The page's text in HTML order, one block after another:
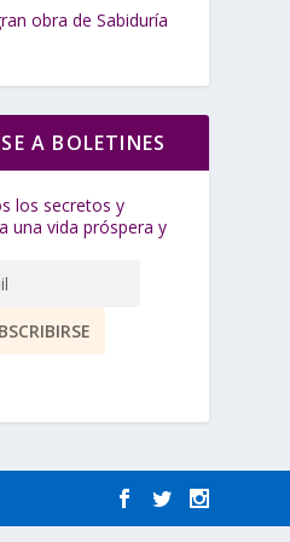
obra de Sabiduría
A BOLETINES
los secretos y
una vida próspera y